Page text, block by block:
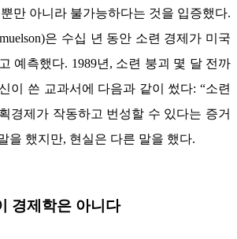
만 아니라 불가능하다는 것을 입증했다.
은 수십 년 동안 소련 경제가 미국
예측했다. 1989년, 소련 붕괴 몇 달 전까
이 쓴 교과서에 다음과 같이 썼다: “소련
경제가 작동하고 번성할 수 있다는 증거
을 했지만, 현실은 다른 말을 했다.
경제학은 아니다